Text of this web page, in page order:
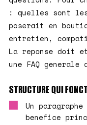
: quelles sont
poserait en
entretien,
La reponse doit
une FAQ
STRUCTURE QUI
Un
benefice